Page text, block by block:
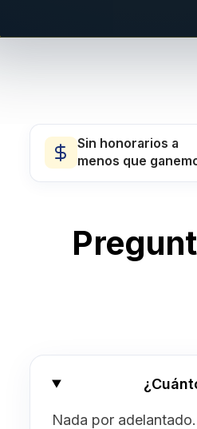
Sin honorarios a
menos que
Nada por